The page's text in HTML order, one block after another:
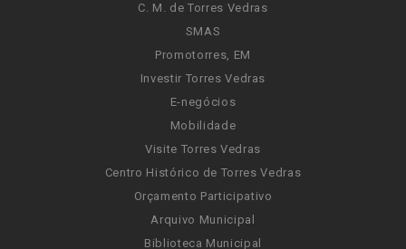
C. M. de Torres Vedras
SMAS
Promotorres, EM
Investir Torres Vedras
E-negócios
Mobilidade
Visite Torres Vedras
Centro Histórico de Torres Vedras
Orçamento Participativo
Arquivo Municipal
Biblioteca Municipal